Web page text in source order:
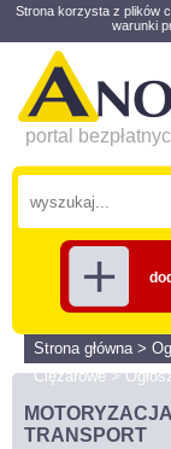
Strona korzysta z plików
warunki
portal
Strona główna>
Ciężarowe>
MOTORYZACJA I
TRANSPORT